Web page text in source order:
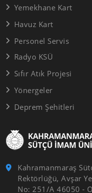
Kahramanmaraş
Rektörlüğü, Avşar
No: 251/A 46050 -
Yemekhane Kart
Havuz Kart
Personel Servis
Radyo KSÜ
Sıfır Atık Projesi
Yönergeler
Deprem Şehitleri